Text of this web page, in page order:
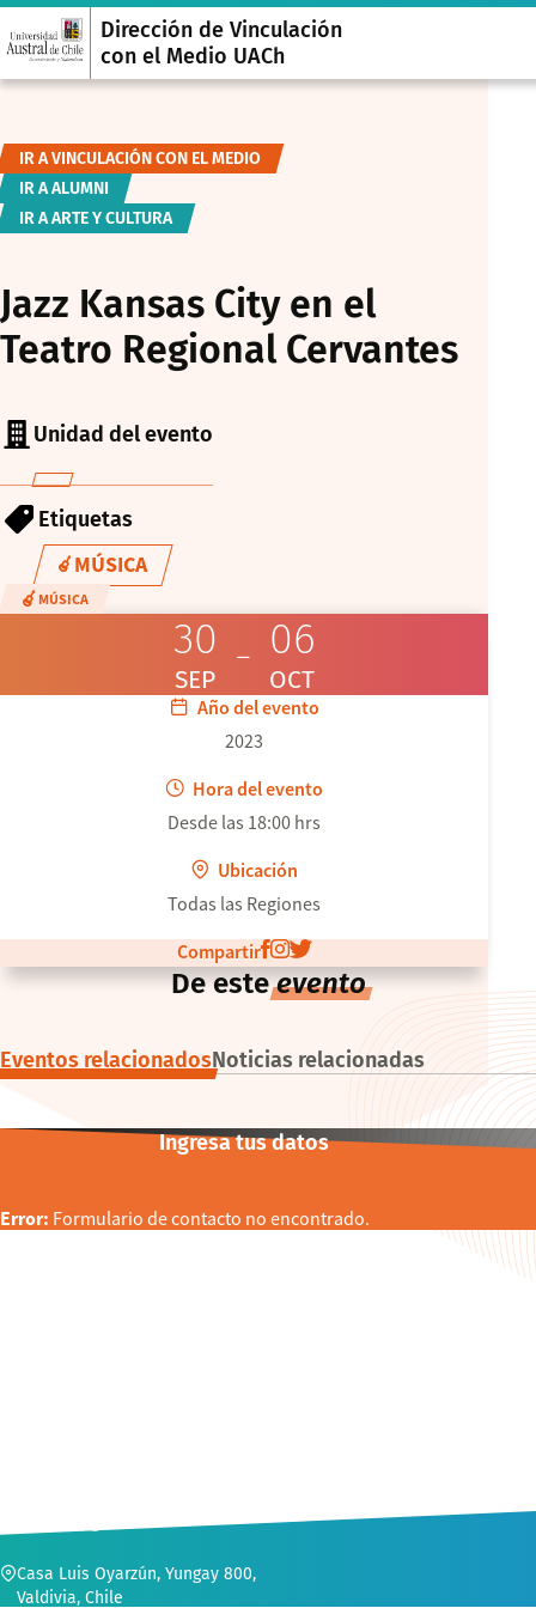
Dirección de Vinculación
con el Medio UACh
IR A VINCULACIÓN CON EL MEDIO
IR A ALUMNI
IR A ARTE Y CULTURA
Jazz Kansas City en el
Teatro Regional Cervantes
Unidad del evento
Etiquetas
MÚSICA
MÚSICA
30
SEP
06
OCT
Año del evento
2023
Hora del evento
Desde las 18:00 hrs
Ubicación
Todas las Regiones
Compartir
De esteevento
Eventos relacionadosNoticias relacionadas
Leer más
Ingresa tus datos
Error: Formulario de contacto no encontrado.
CONTACTO
Casa Luis Oyarzún, Yungay 800,
Valdivia, Chile